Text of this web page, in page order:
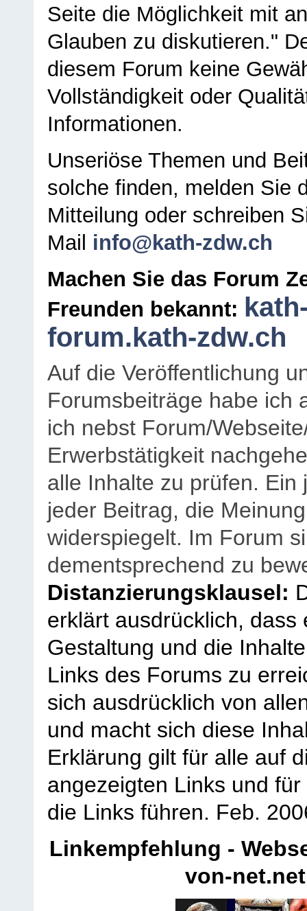
Seite die Möglichkeit mit
Glauben zu diskutieren."
diesem Forum keine
Vollständigkeit oder
Informationen.
Unseriöse Themen und
solche finden, melden Sie
Mitteilung oder schreiben
Mail info@kath-zdw.ch
Machen Sie das Forum
Freunden bekannt:
forum.kath-zdw.ch
Auf die Veröffentlichung
Forumsbeiträge habe ich
ich nebst Forum/
Erwerbstätigkeit
alle Inhalte zu prüfen.
jeder Beitrag, die
widerspiegelt. Im Forum
dementsprechend zu
Distanzierungsklausel:
erklärt ausdrücklich,
Gestaltung und die
Links des Forums zu
sich ausdrücklich von
und macht sich diese
Erklärung gilt für alle auf
angezeigten Links und
die Links führen. Feb.
Linkempfehlung -
von-net.net